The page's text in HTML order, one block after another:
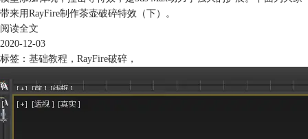
带来用RayFire制作茶壶破碎特效（下）。
阅读全文
2020-12-03
标签： 基础教程 ， RayFire破碎 ，